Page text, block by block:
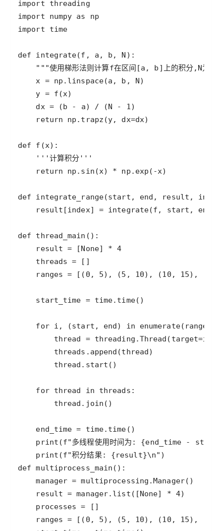
import
threading
import
numpy as
np
import
time
def integrate(f , a , b , N
"""使用梯形法则计算f在区间[a, b]上的积分,N为分
x = np . linspace(a , b , N
y = f (x
dx = (b - a) / (N - 1
return
np . trapz (y, dx=dx
def f (x
'''计算积分'''
return
np . sin (x) * np . exp ( -x
def integrate_range(start , end , result , index
result [index] = integrate(f , start , end
def thread_main
result = [None] * 4
threads =
ranges = [( 0 , 5), (5 , 10), (10 , 15), (
start_time = time. time
for i , (start , end) in enumerate( ranges
thread
= threading .Thread ( target=
threads . append (thread
thread . start
for thread in threads
thread . join
end_time = time. time
print (f"多线程使用时间为: {end_time -
print (f"积分结果: {result}\n"
def multiprocess_main
manager = multiprocessing .Manager
result = manager. list ([None] * 4
processes =
ranges = [( 0 , 5), (5 , 10), (10 , 15), (